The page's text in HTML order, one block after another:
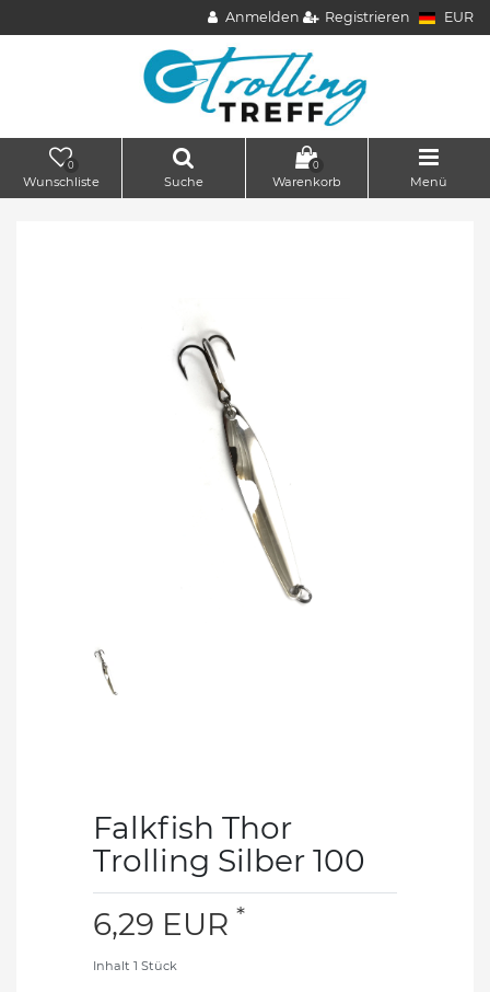
Anmelden Registrieren EUR
0
Wunschliste Suche
0
Warenkorb Menü
Falkfish Thor
Trolling Silber 100
6,29 EUR *
Inhalt 1 Stück